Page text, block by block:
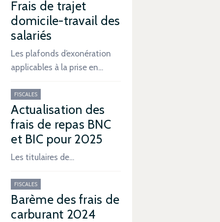
Frais de trajet
domicile-travail des
salariés
Les plafonds d’exonération
applicables à la prise en…
FISCALES
Actualisation des
frais de repas BNC
et BIC pour 2025
Les titulaires de…
FISCALES
Barème des frais de
carburant 2024